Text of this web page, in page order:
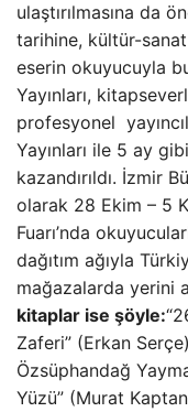
ulaştırılmasına da
tarihine, kültür-
eserin okuyucuyla
Yayınları,
profesyonel
Yayınları ile 5 ay
kazandırıldı. İzmir
olarak 28 Ekim – 5
Fuarı’nda
dağıtım ağıyla
mağazalarda yerini
kitaplar ise şöyle:
Zaferi” (Erkan
Özsüphandağ
Yüzü” (Murat